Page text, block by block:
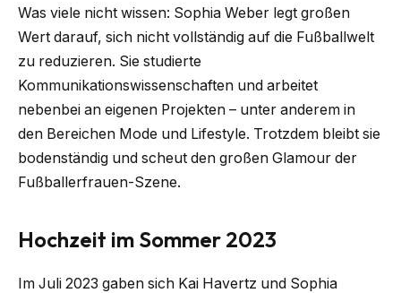
Was viele nicht wissen: Sophia Weber legt großen
Wert darauf, sich nicht vollständig auf die Fußballwelt
zu reduzieren. Sie studierte
Kommunikationswissenschaften und arbeitet
nebenbei an eigenen Projekten – unter anderem in
den Bereichen Mode und Lifestyle. Trotzdem bleibt sie
bodenständig und scheut den großen Glamour der
Fußballerfrauen-Szene.
Hochzeit im Sommer 2023
Im Juli 2023 gaben sich Kai Havertz und Sophia